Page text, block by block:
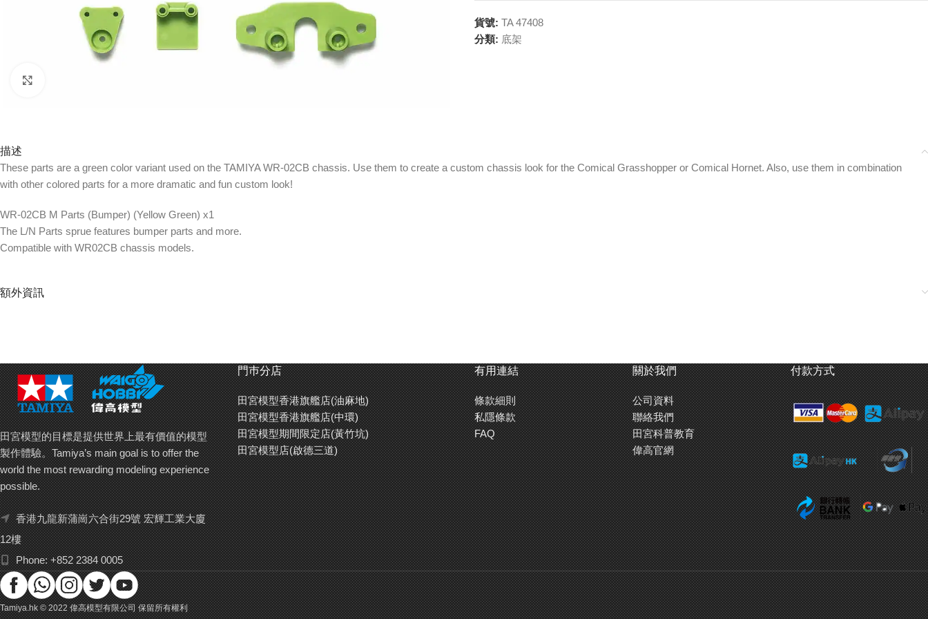
貨號: TA 47408
分類: 底架
描述
These parts are a green color variant used on the TAMIYA WR-02CB chassis. Use them to create a custom chassis look for the Comical Grasshopper or Comical Hornet. Also, use them in combination
with other colored parts for a more dramatic and fun custom look!
WR-02CB M Parts (Bumper) (Yellow Green) x1
The L/N Parts sprue features bumper parts and more.
Compatible with WR02CB chassis models.
額外資訊
田宮模型的目標是提供世界上最有價值的模型
製作體驗。Tamiya’s main goal is to offer the
world the most rewarding modeling experience
possible.
香港九龍新蒲崗六合街29號 宏輝工業大廈
12樓
Phone: +852 2384 0005
門巿分店
田宮模型香港旗艦店(油麻地)
田宮模型香港旗艦店(中環)
田宮模型期間限定店(黃竹坑)
田宮模型店(啟德三道)
有用連結
條款細則
私隱條款
FAQ
關於我們
公司資料
聯絡我們
田宮科普教育
偉高官網
付款方式
Tamiya.hk © 2022 偉高模型有限公司 保留所有權利